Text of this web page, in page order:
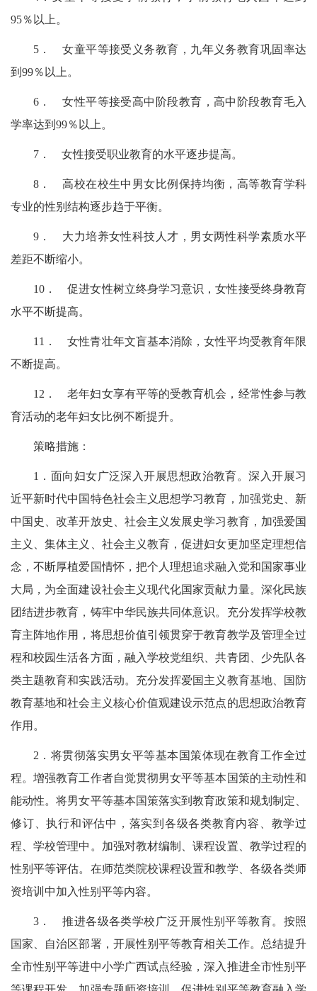
95％以上。
5．女童平等接受义务教育，九年义务教育巩固率达
到 99％ 以上。
6．女性平等接受高中阶段教育，高中阶段教育毛入
学率达到 99％ 以上。
7． 女性接受职业教育的水平逐步提高。
8．高校在校生中男女比例保持均衡，高等教育学科
专业的性别结构逐步趋于平衡。
9． 大力培养女性科技人才，男女两性科学素质水平
差距不断缩小。
10．促进女性树立终身学习意识，女性接受终身教育
水平不断提高。
11．女性青壮年文盲基本消除，女性平均受教育年限
不断提高。
12．老年妇女享有平等的受教育机会，经常性参与教
育活动的老年妇女比例不断提升。
策略措施：
1．面向妇女广泛深入开展思想政治教育。深入开展习
近平新时代中国特色社会主义思想学习教育，加强党史、新
中国史、改革开放史、社会主义发展史学习教育，加强爱国
主义、集体主义、社会主义教育，促进妇女更加坚定理想信
念，不断厚植爱国情怀，把个人理想追求融入党和国家事业
大局，为全面建设社会主义现代化国家贡献力量。深化民族
团结进步教育，铸牢中华民族共同体意识。充分发挥学校教
育主阵地作用，将思想价值引领贯穿于教育教学及管理全过
程和校园生活各方面，融入学校党组织、共青团、少先队各
类主题教育和实践活动。充分发挥爱国主义教育基地、国防
教育基地和社会主义核心价值观建设示范点的思想政治教育
作用。
2．将贯彻落实男女平等基本国策体现在教育工作全过
程。增强教育工作者自觉贯彻男女平等基本国策的主动性和
能动性。将男女平等基本国策落实到教育政策和规划制定、
修订、执行和评估中，落实到各级各类教育内容、教学过
程、学校管理中。加强对教材编制、课程设置、教学过程的
性别平等评估。在师范类院校课程设置和教学、各级各类师
资培训中加入性别平等内容。
3．推进各级各类学校广泛开展性别平等教育。按照
国家、自治区部署，开展性别平等教育相关工作。总结提升
全市性别平等进中小学广西试点经验，深入推进全市性别平